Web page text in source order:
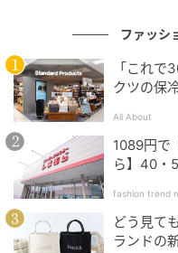
バッグを合わせれば、
せん。
老け見えを防ぐな
ミックス
カジュアルが難しくな
辺倒になるのも要注意
と、コンサバ感が強く
ファッシ
「これで
クツの保
All About
1089円で
ら】40・
fashion trend
どう見て
ランドの